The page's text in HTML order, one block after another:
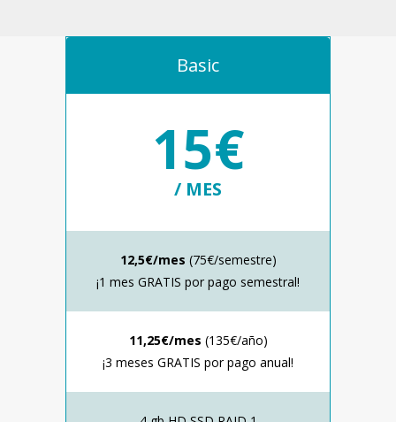
Basic
15€
/ MES
12,5€/mes (75€/semestre)
¡1 mes GRATIS por pago semestral!
11,25€/mes (135€/año)
¡3 meses GRATIS por pago anual!